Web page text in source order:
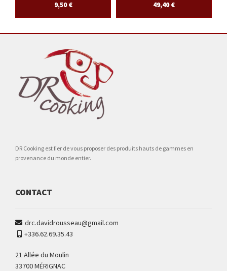
9,50€ 49,40€
DR Cooking est fier de vous proposer des produits hauts de gammes en
provenance du monde entier.
CONTACT
drc.davidrousseau@gmail.com
+336.62.69.35.43
21 Allée du Moulin
33700 MÉRIGNAC